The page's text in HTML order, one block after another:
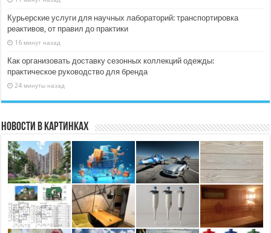
Курьерские услуги для научных лабораторий: транспортировка
реактивов, от правил до практики
16 минут назад
Как организовать доставку сезонных коллекций одежды:
практическое руководство для бренда
24 минуты назад
Новости в картинках